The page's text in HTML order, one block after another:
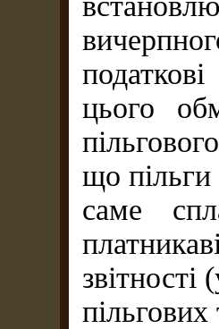
цього
що
саме
пільгових